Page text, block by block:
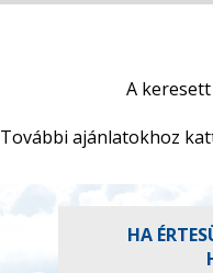
A
További ajánlatokhoz
HA